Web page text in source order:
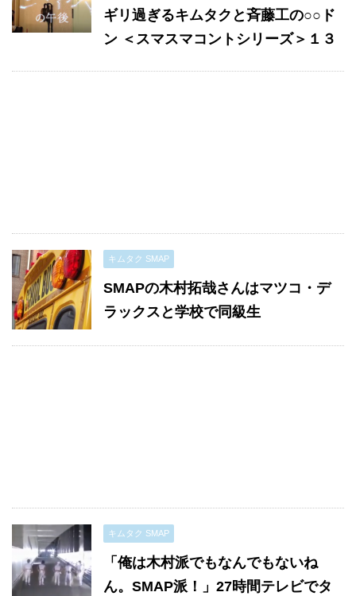
ギリ過ぎるキムタクと斉藤工の○○ド
ン ＜スマスマコントシリーズ＞１３
キムタク SMAP
SMAPの木村拓哉さんはマツコ・デ
ラックスと学校で同級生
キムタク SMAP
「俺は木村派でもなんでもないね
ん。SMAP派！」27時間テレビでタ